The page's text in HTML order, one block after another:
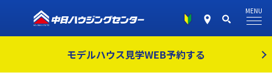
モデルハウス見学WEB予約する
MENU